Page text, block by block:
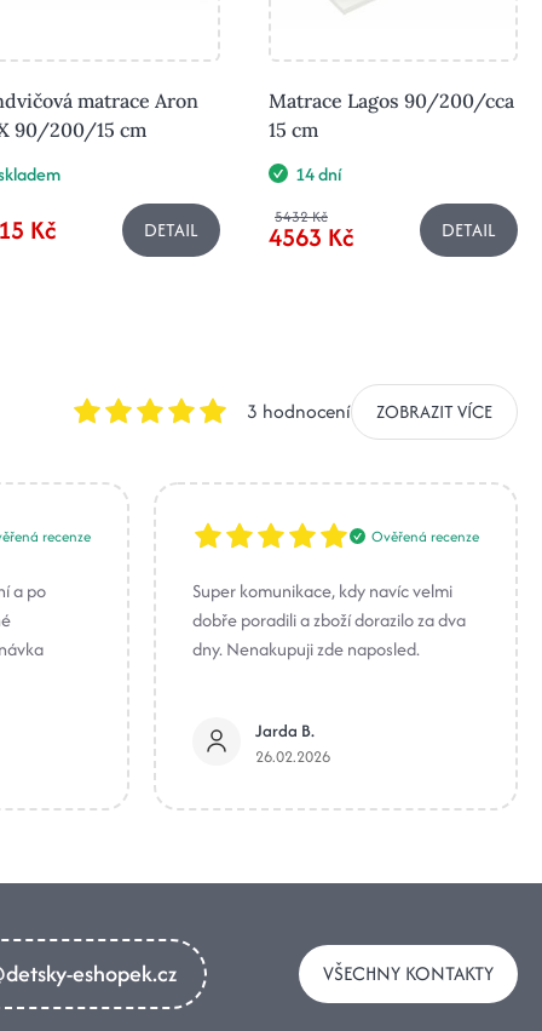
matrace Aron
90/200/15 cm
Kč DETAIL
Matrace Lagos 90/200/cca
15 cm
14 dní
5432 Kč
4563 Kč DETAIL
3 hodnocení ZOBRAZIT VÍCE
recenze
a po
Ověřená recenze
Super komunikace, kdy navíc velmi
dobře poradili a zboží dorazilo za dva
dny. Nenakupuji zde naposled.
Jarda B.
26.02.2026
eshopek.cz VŠECHNY KONTAKTY